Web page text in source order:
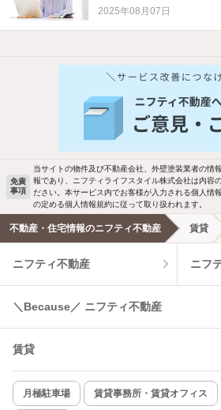
2025年08月07日
他の人はこんな条件で絞り込んでいます
バス・トイレ別
駐車場あり
洗濯機置場あり
エアコンあり
温水洗浄便座
コンロ2口以上
新着のみ
免責
事項
当サイトの物件及び不動産会社、外壁塗装業者の情
報であり、ニフティライフスタイル株式会社は内容
ださい。本サービス内でお客様が入力される個人情
の定める個人情報規約に従って取り扱われます。
不動産・住宅情報のニフティ不動産 賃貸
ニフティ不動産 ニフ
＼Because／ ニフティ不動産
賃貸
月極駐車場 賃貸事務所・賃貸オフィス